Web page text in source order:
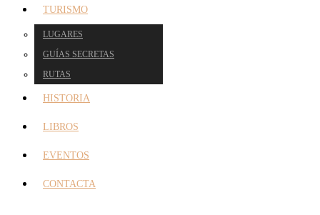
TURISMO
LUGARES
GUÍAS SECRETAS
RUTAS
HISTORIA
LIBROS
EVENTOS
CONTACTA